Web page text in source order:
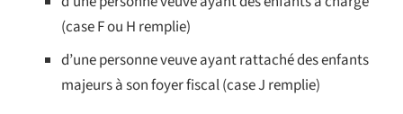
(case F ou H remplie)
d’une personne veuve ayant rattaché des enfants
majeurs à son foyer fiscal (case J remplie)